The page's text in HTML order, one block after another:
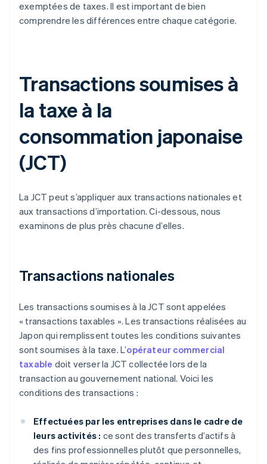
exemptées de taxes. Il est important de bien
comprendre les différences entre chaque catégorie.
Transactions soumises à
la taxe à la
consommation japonaise
(JCT)
La JCT peut s’appliquer aux transactions nationales et
aux transactions d’importation. Ci-dessous, nous
examinons de plus près chacune d’elles.
Transactions nationales
Les transactions soumises à la JCT sont appelées
« transactions taxables ». Les transactions réalisées au
Japon qui remplissent toutes les conditions suivantes
sont soumises à la taxe. L’opérateur commercial
taxable doit verser la JCT collectée lors de la
transaction au gouvernement national. Voici les
conditions des transactions :
Effectuées par les entreprises dans le cadre de
leurs activités : ce sont des transferts d’actifs à
des fins professionnelles plutôt que personnelles,